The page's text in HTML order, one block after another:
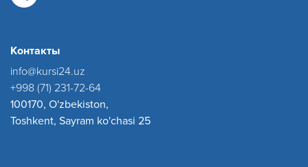
Контакты
info@kursi24.uz
+998 (71) 231-72-64
100170, O'zbekiston,
Toshkent, Sayram ko'chasi 25